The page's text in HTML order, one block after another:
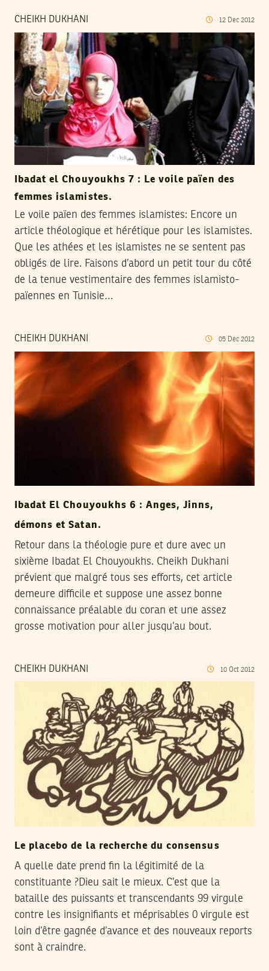
CHEIKH DUKHANI 12 Dec 2012
Ibadat el Chouyoukhs 7 : Le voile païen des
femmes islamistes.
Le voile païen des femmes islamistes: Encore un
article théologique et hérétique pour les islamistes.
Que les athées et les islamistes ne se sentent pas
obligés de lire. Faisons d’abord un petit tour du côté
de la tenue vestimentaire des femmes islamisto-
païennes en Tunisie…
CHEIKH DUKHANI 05 Dec 2012
Ibadat El Chouyoukhs 6 : Anges, Jinns,
démons et Satan.
Retour dans la théologie pure et dure avec un
sixième Ibadat El Chouyoukhs. Cheikh Dukhani
prévient que malgré tous ses efforts, cet article
demeure difficile et suppose une assez bonne
connaissance préalable du coran et une assez
grosse motivation pour aller jusqu’au bout.
CHEIKH DUKHANI 10 Oct 2012
Le placebo de la recherche du consensus
A quelle date prend fin la légitimité de la
constituante ?Dieu sait le mieux. C’est que la
bataille des puissants et transcendants 99 virgule
contre les insignifiants et méprisables 0 virgule est
loin d’être gagnée d’avance et des nouveaux reports
sont à craindre.